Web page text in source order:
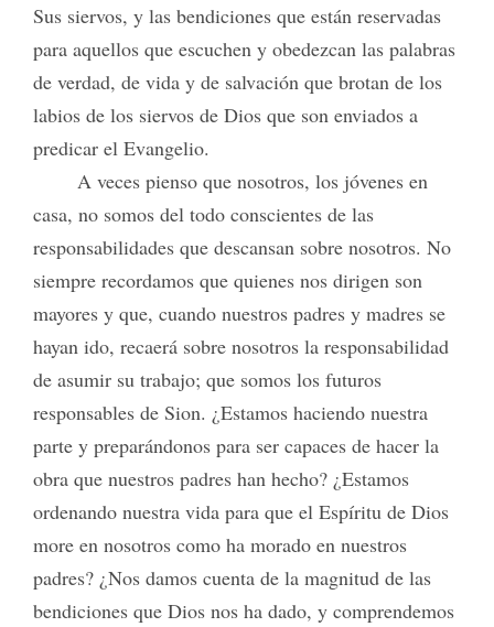
Sus siervos, y las bendiciones que están reservadas
para aquellos que escuchen y obedezcan las palabras
de verdad, de vida y de salvación que brotan de los
labios de los siervos de Dios que son enviados a
predicar el Evangelio.
A veces pienso que nosotros, los jóvenes en
casa, no somos del todo conscientes de las
responsabilidades que descansan sobre nosotros. No
siempre recordamos que quienes nos dirigen son
mayores y que, cuando nuestros padres y madres se
hayan ido, recaerá sobre nosotros la responsabilidad
de asumir su trabajo; que somos los futuros
responsables de Sion. ¿Estamos haciendo nuestra
parte y preparándonos para ser capaces de hacer la
obra que nuestros padres han hecho? ¿Estamos
ordenando nuestra vida para que el Espíritu de Dios
more en nosotros como ha morado en nuestros
padres? ¿Nos damos cuenta de la magnitud de las
bendiciones que Dios nos ha dado, y comprendemos